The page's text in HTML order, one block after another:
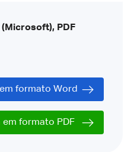
(Microsoft), PDF
formato Word
em formato PDF